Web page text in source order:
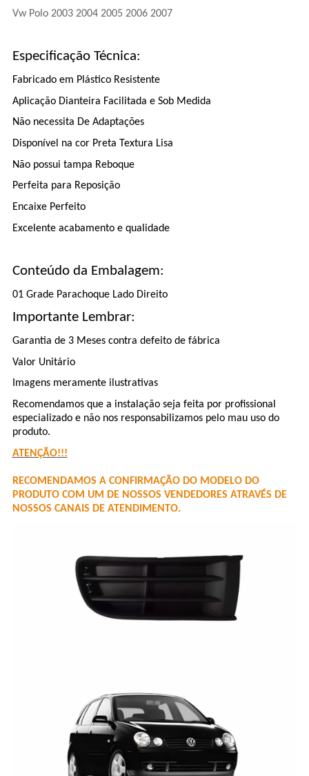
Vw Polo 2003 2004 2005 2006 2007
Especificação Técnica:
Fabricado em Plástico Resistente
Aplicação Dianteira Facilitada e Sob Medida
Não necessita De Adaptações
Disponível na cor Preta Textura Lisa
Não possui tampa Reboque
Perfeita para Reposição
Encaixe Perfeito
Excelente acabamento e qualidade
Conteúdo da Embalagem:
01 Grade Parachoque Lado Direito
Importante Lembrar:
Garantia de 3 Meses contra defeito de fábrica
Valor Unitário
Imagens meramente ilustrativas
Recomendamos que a instalação seja feita por profissional
especializado e não nos responsabilizamos pelo mau uso do
produto.
ATENÇÃO!!!
RECOMENDAMOS A CONFIRMAÇÃO DO MODELO DO
PRODUTO COM UM DE NOSSOS VENDEDORES ATRAVÉS DE
NOSSOS CANAIS DE ATENDIMENTO.